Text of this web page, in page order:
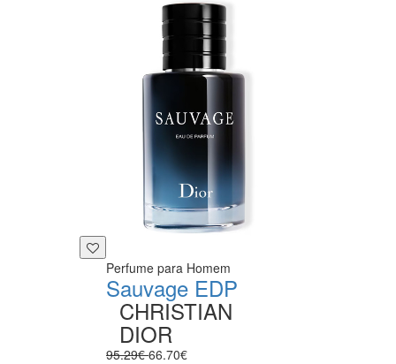
Perfume para Homem
Sauvage EDP
CHRISTIAN
DIOR
95.29€66.70€